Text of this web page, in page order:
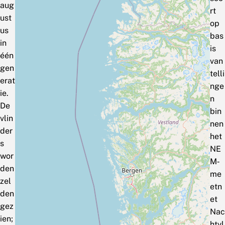
aug
ust
us
in
één
gen
erat
ie.
De
vlin
der
s
wor
den
zel
den
gez
ien;
rt
op
bas
is
van
telli
nge
n
bin
nen
het
NE
M‑
me
etn
et
Nac